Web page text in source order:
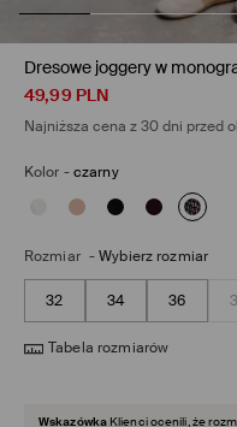
Dresowe joggery w
49,99 PLN
Najniższa cena z 30 dni przed
Kolor -czarny
Rozmiar -Wybierz rozmiar
32 34 36
Tabela rozmiarów
Wskazówka Klienci ocenili, że